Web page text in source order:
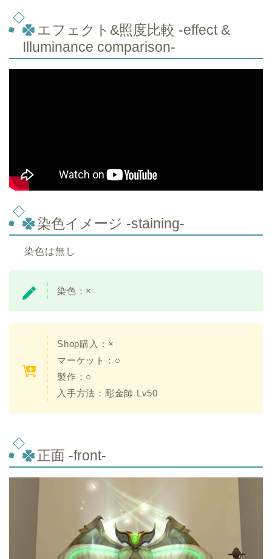
エフェクト&照度比較 -effect &
Illuminance comparison-
染色イメージ -staining-
染色は無し
染色：×
Shop購入：×
マーケット：○
製作：○
入手方法：彫金師 Lv50
正面 -front-